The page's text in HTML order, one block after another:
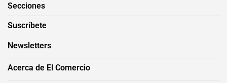
Secciones
Suscríbete
Newsletters
Acerca de El Comercio